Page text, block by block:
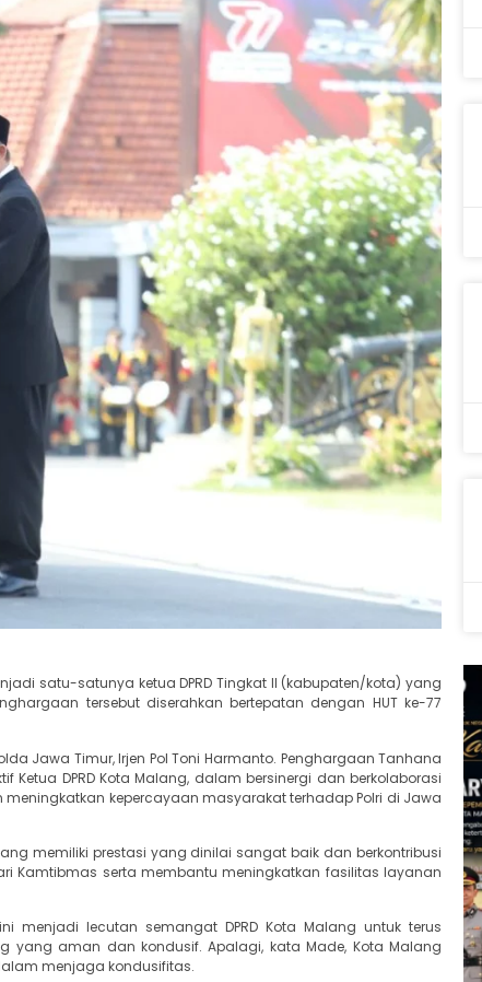
satu-satunya ketua DPRD Tingkat II (kabupaten/kota) yang
tersebut diserahkan bertepatan dengan HUT ke-77
Jawa Timur, Irjen Pol Toni Harmanto. Penghargaan Tanhana
DPRD Kota Malang, dalam bersinergi dan berkolaborasi
kepercayaan masyarakat terhadap Polri di Jawa
memiliki prestasi yang dinilai sangat baik dan berkontribusi
Kamtibmas serta membantu meningkatkan fasilitas layanan
menjadi lecutan semangat DPRD Kota Malang untuk terus
yang aman dan kondusif. Apalagi, kata Made, Kota Malang
menjaga kondusifitas.